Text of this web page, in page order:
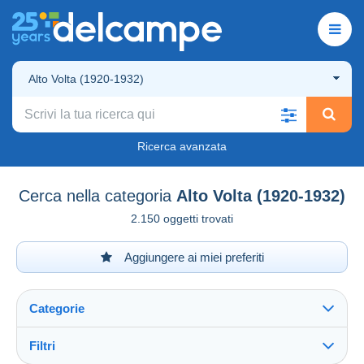
Alto Volta (1920-1932)
Ricerca avanzata
Cerca nella categoria Alto Volta (1920-1932)
2.150 oggetti trovati
Aggiungere ai miei preferiti
Categorie
Filtri